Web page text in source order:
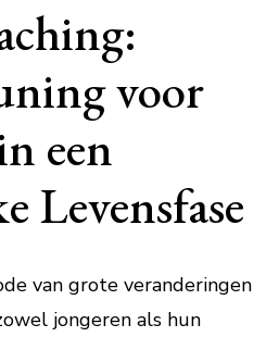
voor
een
Levensfase
van grote veranderingen
jongeren als hun